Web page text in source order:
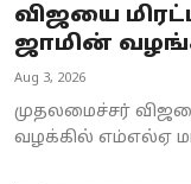
விஜயை
ஜாமின்
Aug 3, 2026
முதலமைச்சர்
வழக்கில் எம்எல்ஏ